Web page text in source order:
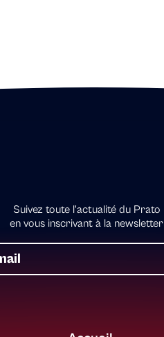
Suivez toute l'actualité du Prato
en vous inscrivant à la newsletter